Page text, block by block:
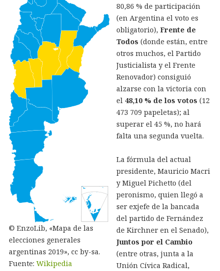
© EnzoLib, «Mapa de las
elecciones generales
argentinas 2019», cc by-sa.
Fuente: Wikipedia
80,86 % de participación
(en Argentina el voto es
obligatorio),Frente de
Todos (donde están, entre
otros muchos, el Partido
Justicialista y el Frente
Renovador) consiguió
alzarse con la victoria con
el 48,10 % de los votos (12
473 709 papeletas); al
superar el 45 %, no hará
falta una segunda vuelta.
La fórmula del actual
presidente, Mauricio Macri
y Miguel Pichetto (del
peronismo, quien llegó a
ser exjefe de la bancada
del partido de Fernández
de Kirchner en el Senado),
Juntos por el Cambio
(entre otras, junta a la
Unión Cívica Radical,